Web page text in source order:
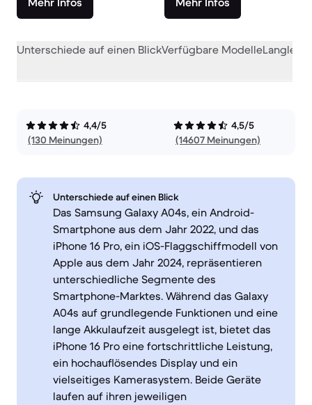
Unterschiede auf einen BlickVerfügbare Modelle
4,4/5
(130 Meinungen)
4,5/5
(14607 Meinungen)
Unterschiede auf einen Blick
Das Samsung Galaxy A04s, ein Android-
Smartphone aus dem Jahr 2022, und das
iPhone 16 Pro, ein iOS-Flaggschiffmodell von
Apple aus dem Jahr 2024, repräsentieren
unterschiedliche Segmente des
Smartphone-Marktes. Während das Galaxy
A04s auf grundlegende Funktionen und eine
lange Akkulaufzeit ausgelegt ist, bietet das
iPhone 16 Pro eine fortschrittliche Leistung,
ein hochauflösendes Display und ein
vielseitiges Kamerasystem. Beide Geräte
laufen auf ihren jeweiligen